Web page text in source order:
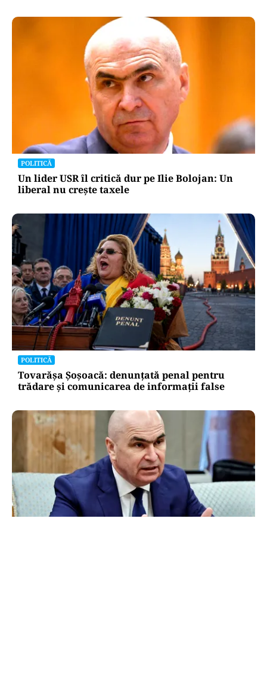
POLITICĂ
Un lider USR îl critică dur pe Ilie Bolojan: Un
liberal nu crește taxele
POLITICĂ
Tovarășa Șoșoacă: denunțată penal pentru
trădare și comunicarea de informații false